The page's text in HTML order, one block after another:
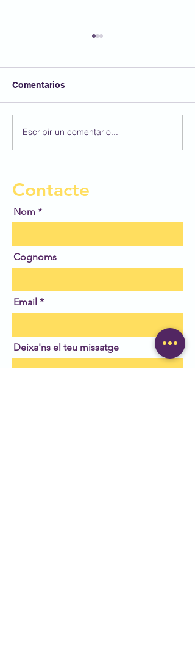
Tarda d'esport en família
Comentarios
Escribir un comentario...
Contacte
Nom
Cognoms
Email
Deixa'ns el teu missatge